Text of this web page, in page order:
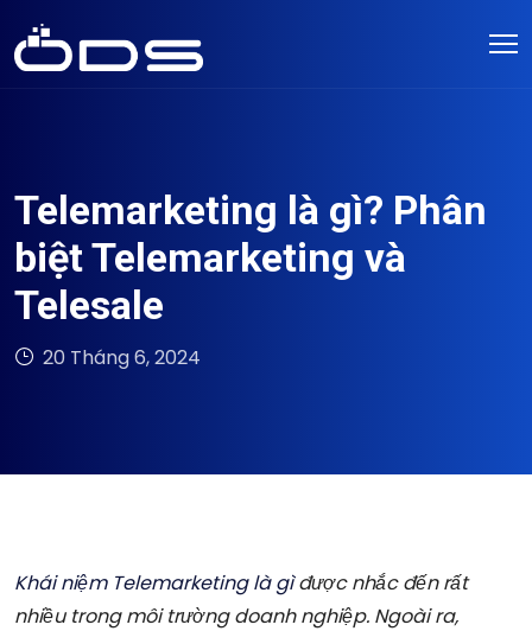
Telemarketing là gì? Phân
biệt Telemarketing và
Telesale
20 Tháng 6, 2024
Khái niệm Telemarketing là gìđược nhắc đến rất
nhiều trong môi trường doanh nghiệp. Ngoài ra,